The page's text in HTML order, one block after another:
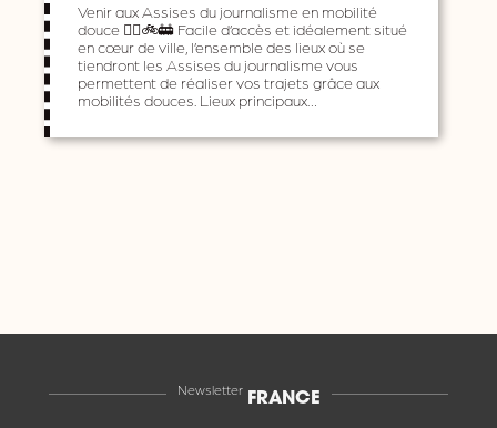
Venir aux Assises du journalisme en mobilité
douce 🚶‍♀️🚲🚋 Facile d’accès et idéalement situé
en cœur de ville, l’ensemble des lieux où se
tiendront les Assises du journalisme vous
permettent de réaliser vos trajets grâce aux
mobilités douces. Lieux principaux…
Newsletter
FRANCE